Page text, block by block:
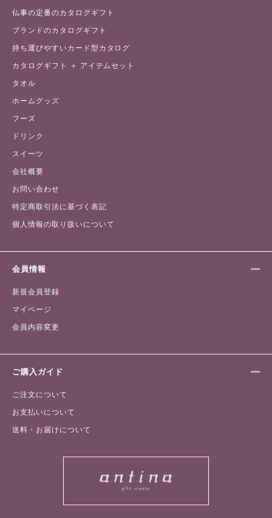
仏事の定番のカタログギフト
ブランドのカタログギフト
持ち運びやすいカード型カタログ
カタログギフト ＋ アイテムセット
タオル
ホームグッズ
フーズ
ドリンク
スイーツ
会社概要
お問い合わせ
特定商取引法に基づく表記
個人情報の取り扱いについて
会員情報
新規会員登録
マイページ
会員内容変更
ご購入ガイド
ご注文について
お支払いについて
送料・お届けについて